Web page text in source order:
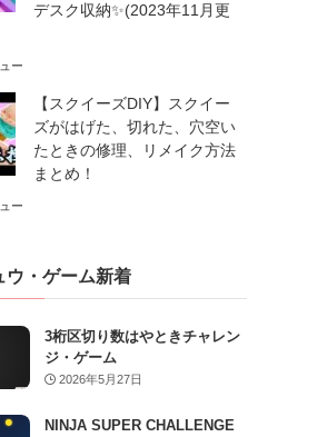
デスク収納✨(2023年11月更
ー
【スクイーズDIY】スクイー
ズがはげた、切れた、穴空い
たときの修理、リメイク方法
まとめ！
ー
ウ・ゲーム新着
3桁区切り数はやときチャレン
ジ・ゲーム
2026年5月27日
NINJA SUPER CHALLENGE